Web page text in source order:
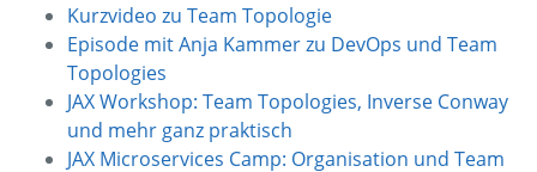
Kurzvideo zu Team Topologie
Episode mit Anja Kammer zu DevOps und Team
Topologies
JAX Workshop: Team Topologies, Inverse Conway
und mehr ganz praktisch
JAX Microservices Camp: Organisation und Team